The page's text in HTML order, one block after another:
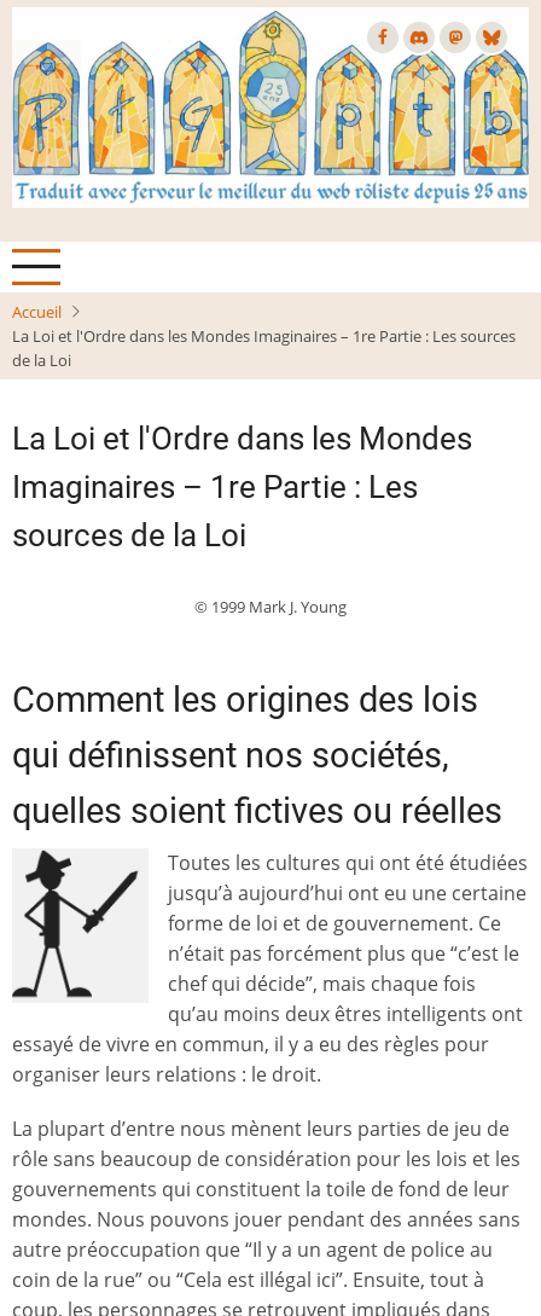
Aller
contenu
principal
Accueil
La Loi et l'Ordre dans les Mondes Imaginaires – 1re Partie : Les sources
de la Loi
La Loi et l'Ordre dans les Mondes
Imaginaires – 1re Partie : Les
sources de la Loi
© 1999 Mark J. Young
Comment les origines des lois
qui définissent nos sociétés,
quelles soient fictives ou réelles
Toutes les cultures qui ont été étudiées
jusqu’à aujourd’hui ont eu une certaine
forme de loi et de gouvernement. Ce
n’était pas forcément plus que “c’est le
chef qui décide”, mais chaque fois
qu’au moins deux êtres intelligents ont
essayé de vivre en commun, il y a eu des règles pour
organiser leurs relations : le droit.
La plupart d’entre nous mènent leurs parties de jeu de
rôle sans beaucoup de considération pour les lois et les
gouvernements qui constituent la toile de fond de leur
mondes. Nous pouvons jouer pendant des années sans
autre préoccupation que “Il y a un agent de police au
coin de la rue” ou “Cela est illégal ici”. Ensuite, tout à
coup, les personnages se retrouvent impliqués dans